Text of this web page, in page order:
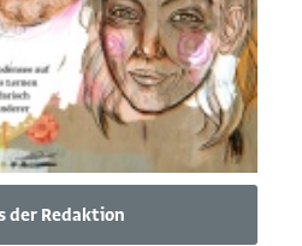
der Redaktion